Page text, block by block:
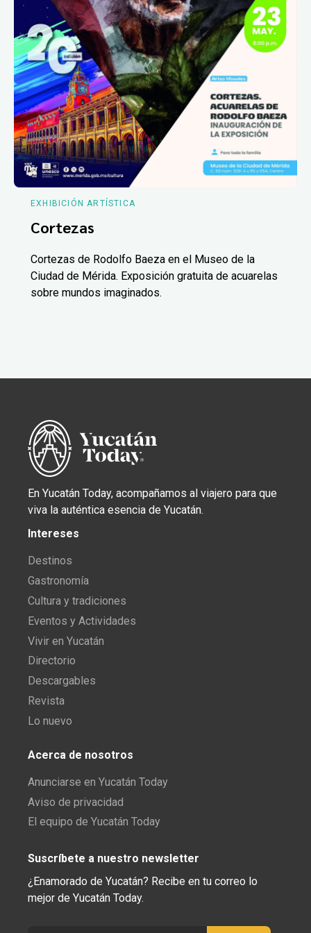
EXHIBICIÓN ARTÍSTICA
Cortezas
Cortezas de Rodolfo Baeza en el Museo de la
Ciudad de Mérida. Exposición gratuita de acuarelas
sobre mundos imaginados.
En Yucatán Today, acompañamos al viajero para que
viva la auténtica esencia de Yucatán.
Intereses
Destinos
Gastronomía
Cultura y tradiciones
Eventos y Actividades
Vivir en Yucatán
Directorio
Descargables
Revista
Lo nuevo
Acerca de nosotros
Anunciarse en Yucatán Today
Aviso de privacidad
El equipo de Yucatán Today
Suscríbete a nuestro newsletter
¿Enamorado de Yucatán? Recibe en tu correo lo
mejor de Yucatán Today.